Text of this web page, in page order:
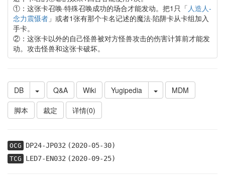
①：这张卡召唤·特殊召唤成功的场合才能发动。把1只「 人造人-
念力震慑者」或者1张有那个卡名记述的魔法·陷阱卡从卡组加入
手卡。
②：这张卡以外的自己怪兽被对方怪兽攻击的伤害计算前才能发
动。攻击怪兽和这张卡破坏。
DB Q&A Wiki Yugipedia
MDM
脚本
裁定 详情(0)
OCG DP24-JP032(2020-05-30)
TCG LED7-EN032(2020-09-25)